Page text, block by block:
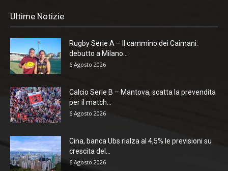
Ultime Notizie
Rugby Serie A – Il cammino dei Caimani:
debutto a Milano...
6 Agosto 2026
Calcio Serie B – Mantova, scatta la prevendita
per il match...
6 Agosto 2026
Cina, banca Ubs rialza al 4,5% le previsioni su
crescita del...
6 Agosto 2026